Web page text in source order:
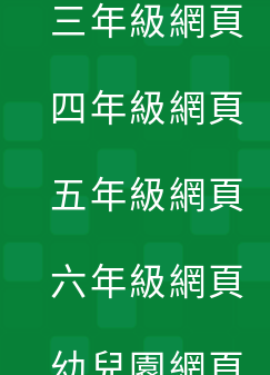
三年級網頁
四年級網頁
五年級網頁
六年級網頁